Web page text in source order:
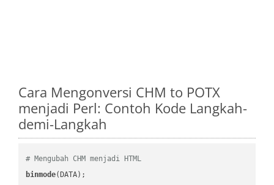
Cara Mengonversi CHM to POTX
menjadi Perl: Contoh Kode Langkah-
demi-Langkah
# Mengubah CHM menjadi HTML
binmode